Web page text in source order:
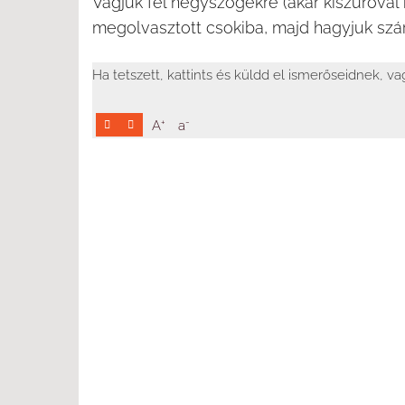
megolvasztott csokiba, majd hagyjuk
Ha tetszett, kattints és küldd el ismerőseidnek,
A+ a-